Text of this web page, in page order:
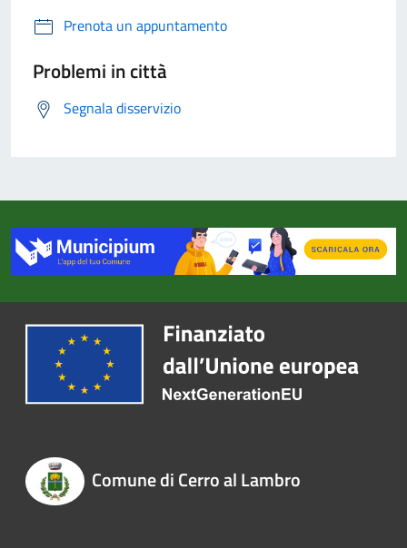
Prenota un appuntamento
Problemi in città
Segnala disservizio
Comune di Cerro al Lambro